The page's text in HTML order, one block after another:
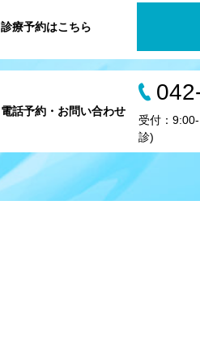
診療予約はこちら
電話予約・お問い合わせ
受付：
診)